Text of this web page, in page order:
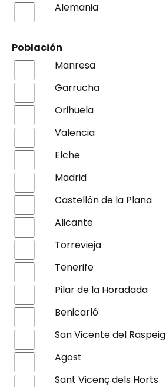
Alemania
Población
Manresa
Garrucha
Orihuela
Valencia
Elche
Madrid
Castellón de la Plana
Alicante
Torrevieja
Tenerife
Pilar de la Horadada
Benicarló
San Vicente del Raspeig
Agost
Sant Vicenç dels Horts